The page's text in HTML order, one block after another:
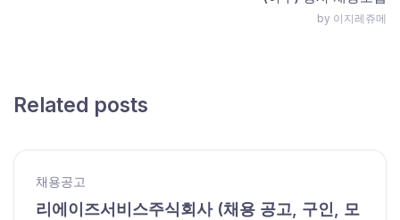
by 이지레쥬메
Related posts
채용공고
리에이즈서비스주식회사 (채용 공고, 구인, 모